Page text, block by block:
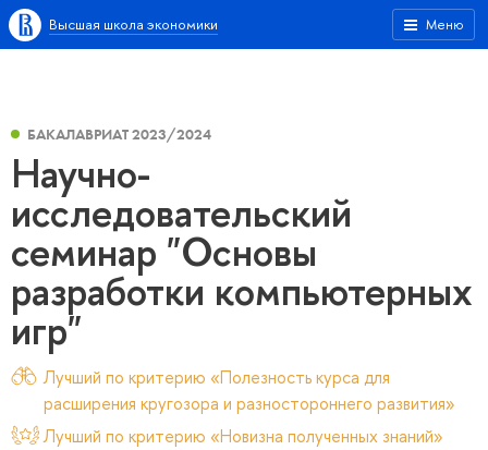
Меню
Высшая школа экономики
БАКАЛАВРИАТ 2023/2024
Научно-
исследовательский
семинар "Основы
разработки компьютерных
игр"
Лучший по критерию «Полезность курса для
расширения кругозора и разностороннего развития»
Лучший по критерию «Новизна полученных знаний»